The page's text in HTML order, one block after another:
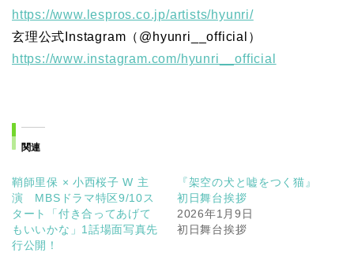
https://www.lespros.co.jp/artists/hyunri/
玄理公式Instagram（@hyunri__official）
https://www.instagram.com/hyunri__official
関連
鞘師里保 × 小西桜子 W 主
演 MBSドラマ特区9/10ス
タート「付き合ってあげて
もいいかな」1話場面写真先
行公開！
『架空の犬と嘘をつく猫』
初日舞台挨拶
2026年1月9日
初日舞台挨拶